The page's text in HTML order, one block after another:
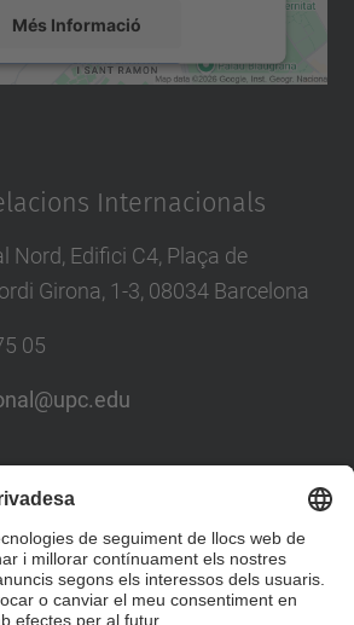
Més Informació
Accepta
by
Internacionals
Nord, Edifici C4, Plaça de
Girona, 1-3, 08034 Barcelona
05
i bústia de suggeriments
Socials